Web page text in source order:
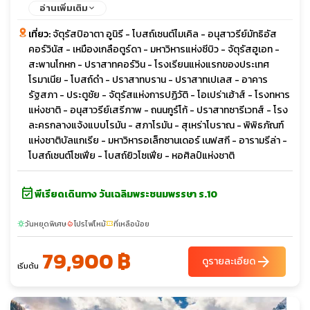
อ่านเพิ่มเติม
เที่ยว:จัตุรัสปิอาตา อูนิรี - โบสถ์เซนต์ไมเคิล - อนุสาวรีย์มัทธิอัส
คอร์วินัส - เหมืองเกลือตูร์ดา - มหาวิหารแห่งซีบิว - จัตุรัสฮูเอท -
สะพานโกหก - ปราสาทคอร์วิน - โรงเรียนแห่งแรกของประเทศ
โรมาเนีย - โบสถ์ดำ - ปราสาทบราน - ปราสาทเปเลส - อาคาร
รัฐสภา - ประตูชัย - จัตุรัสแห่งการปฏิวัติ - โอเปร่าเฮ้าส์ - โรงทหาร
แห่งชาติ - อนุสาวรีย์เสรีภาพ - ถนนกูร์โก้ - ปราสาทซารีเวทส์ - โรง
ละครกลางแจ้งแบบโรมัน - สภาโรมัน - สุเหร่าโบราณ - พิพิธภัณฑ์
แห่งชาติบัลแกเรีย - มหาวิหารอเล็กซานเดอร์ เนฟสกี - อารามรีล่า -
โบสถ์เซนต์โซเฟีย - โบสถ์ยิวโซเฟีย - หอศิลป์แห่งชาติ
event_availableพีเรียดเดินทาง วันเฉลิมพระชนมพรรษา ร.10
sunnyวันหยุดพิเศษlocal_fire_departmentโปรไฟไหม้confirmation_numberที่เหลือน้อย
เริ่มต้น 79,900 ฿ ดูรายละเอียดarrow_forward